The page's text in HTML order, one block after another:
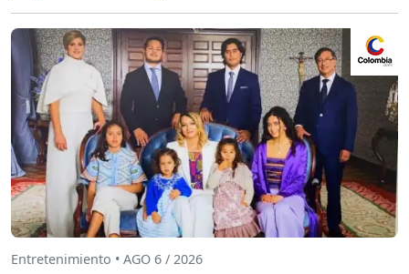
Entretenimiento • AGO 6 / 2026